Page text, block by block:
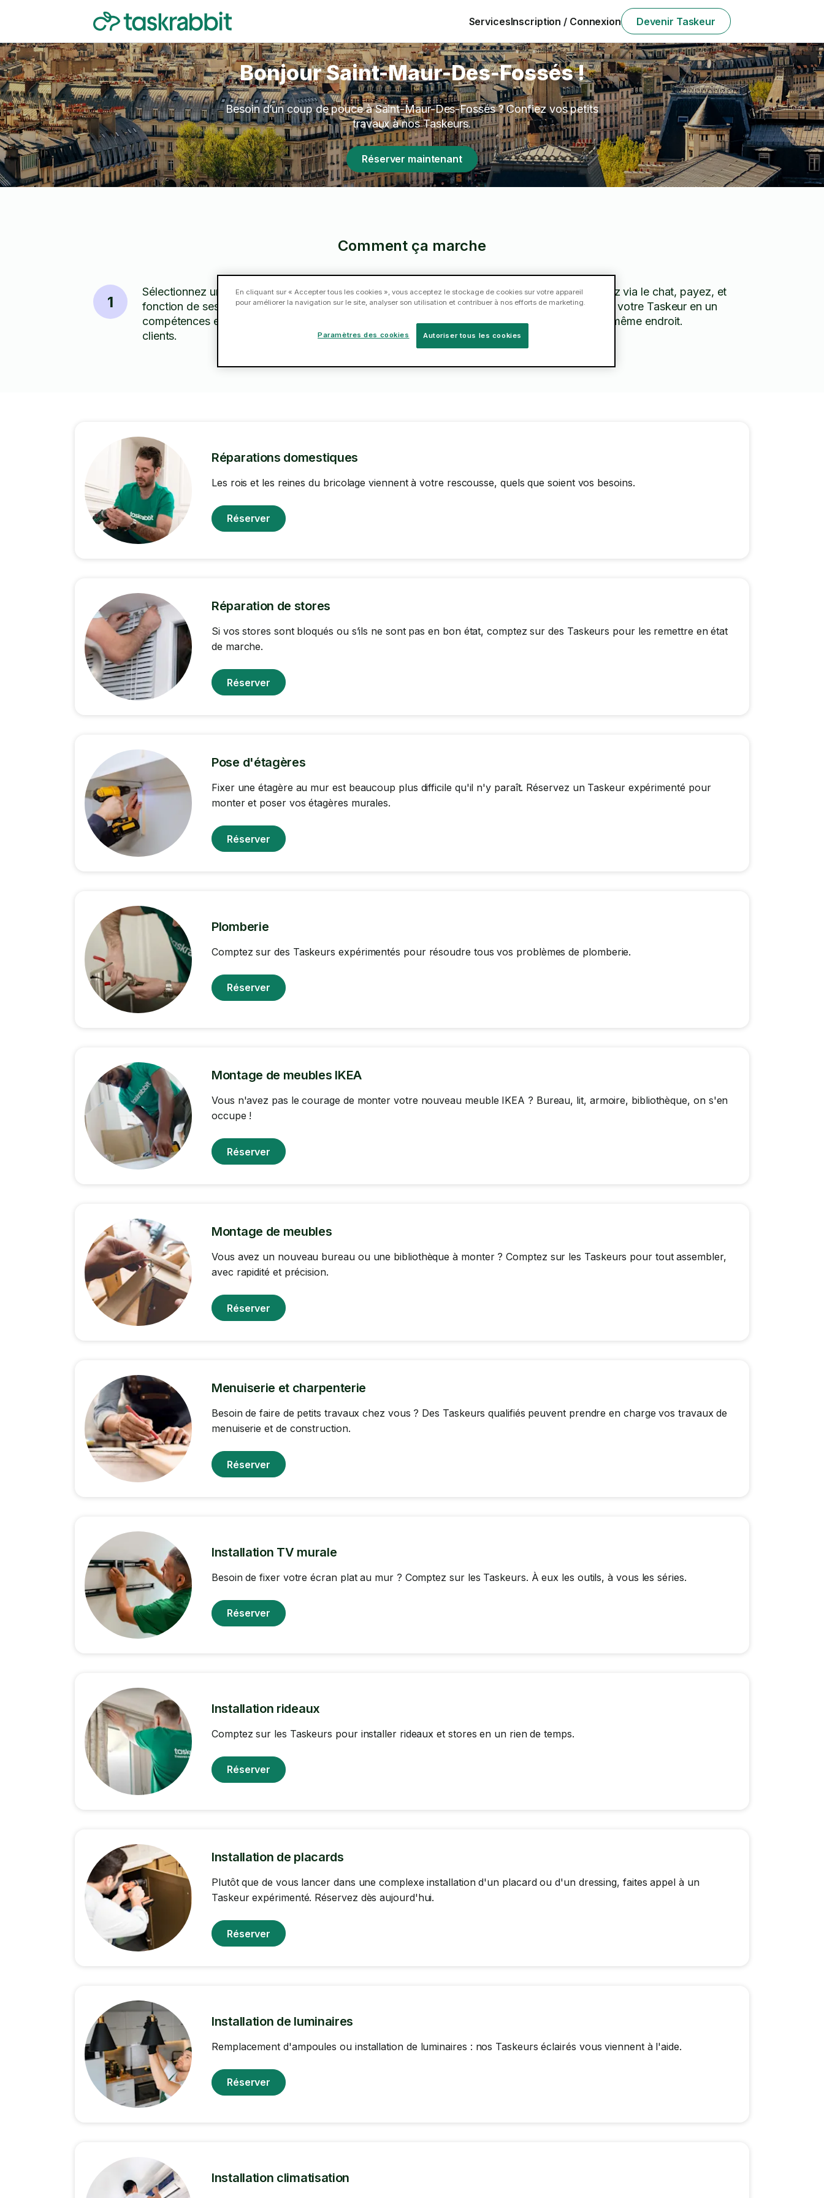
ServicesInscription / Connexion Devenir Taskeur
Bonjour Saint-Maur-Des-Fossés !
Besoin d’un coup de pouce à Saint-Maur-Des-Fossés ? Confiez vos petits
travaux à nos Taskeurs.
Réserver maintenant
Comment ça marche
1
Sélectionnez un Taskeur en
fonction de ses tarifs,
compétences et des avis
clients.
2
Réservez un Taskeur dès
aujourd'hui.
3
Discutez via le chat, payez, et
évaluez votre Taskeur en un
seul et même endroit.
Réparations domestiques
Les rois et les reines du bricolage viennent à votre rescousse, quels que soient vos besoins.
Réserver
Réparation de stores
Si vos stores sont bloqués ou s’ils ne sont pas en bon état, comptez sur des Taskeurs pour les remettre en état
de marche.
Réserver
Pose d'étagères
Fixer une étagère au mur est beaucoup plus difficile qu'il n'y paraît. Réservez un Taskeur expérimenté pour
monter et poser vos étagères murales.
Réserver
Plomberie
Comptez sur des Taskeurs expérimentés pour résoudre tous vos problèmes de plomberie.
Réserver
Montage de meubles IKEA
Vous n'avez pas le courage de monter votre nouveau meuble IKEA ? Bureau, lit, armoire, bibliothèque, on s'en
occupe !
Réserver
Montage de meubles
Vous avez un nouveau bureau ou une bibliothèque à monter ? Comptez sur les Taskeurs pour tout assembler,
avec rapidité et précision.
Réserver
Menuiserie et charpenterie
Besoin de faire de petits travaux chez vous ? Des Taskeurs qualifiés peuvent prendre en charge vos travaux de
menuiserie et de construction.
Réserver
Installation TV murale
Besoin de fixer votre écran plat au mur ? Comptez sur les Taskeurs. À eux les outils, à vous les séries.
Réserver
Installation rideaux
Comptez sur les Taskeurs pour installer rideaux et stores en un rien de temps.
Réserver
Installation de placards
Plutôt que de vous lancer dans une complexe installation d'un placard ou d'un dressing, faites appel à un
Taskeur expérimenté. Réservez dès aujourd'hui.
Réserver
Installation de luminaires
Remplacement d'ampoules ou installation de luminaires : nos Taskeurs éclairés vous viennent à l'aide.
Réserver
Installation climatisation
En cliquant sur « Accepter tous les cookies », vous acceptez le stockage de cookies sur votre appareil
pour améliorer la navigation sur le site, analyser son utilisation et contribuer à nos efforts de marketing.
Autoriser tous les cookies
Paramètres des cookies